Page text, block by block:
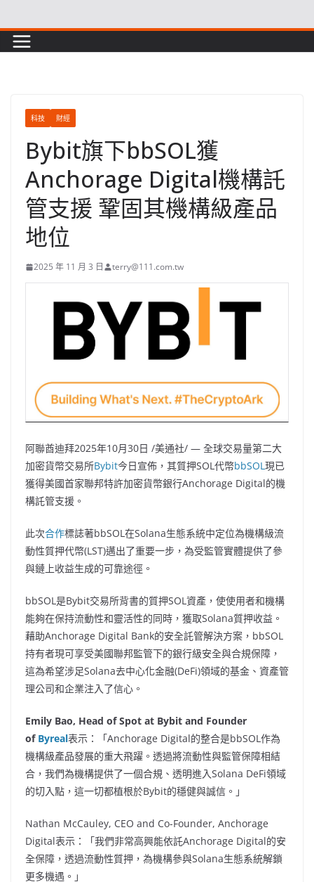
to
content
科技 財經
Bybit旗下bbSOL獲
Anchorage Digital機構託
管支援 鞏固其機構級產品
地位
2025 年 11 月 3 日 terry@111.com.tw
阿聯酋迪拜2025年10月30日 /美通社/ — 全球交易量第二大
加密貨幣交易所Bybit今日宣佈，其質押SOL代幣bbSOL現已
獲得美國首家聯邦特許加密貨幣銀行Anchorage Digital的機
構託管支援。
此次合作標誌著bbSOL在Solana生態系統中定位為機構級流
動性質押代幣(LST)邁出了重要一步，為受監管實體提供了參
與鏈上收益生成的可靠途徑。
bbSOL是Bybit交易所背書的質押SOL資產，使使用者和機構
能夠在保持流動性和靈活性的同時，獲取Solana質押收益。
藉助Anchorage Digital Bank的安全託管解決方案，bbSOL
持有者現可享受美國聯邦監管下的銀行級安全與合規保障，
這為希望涉足Solana去中心化金融(DeFi)領域的基金、資產管
理公司和企業注入了信心。
Emily Bao, Head of Spot at Bybit and Founder
of Byreal表示：「Anchorage Digital的整合是bbSOL作為
機構級產品發展的重大飛躍。透過將流動性與監管保障相結
合，我們為機構提供了一個合規、透明進入Solana DeFi領域
的切入點，這一切都植根於Bybit的穩健與誠信。」
Nathan McCauley, CEO and Co-Founder, Anchorage
Digital表示：「我們非常高興能依託Anchorage Digital的安
全保障，透過流動性質押，為機構參與Solana生態系統解鎖
更多機遇。」